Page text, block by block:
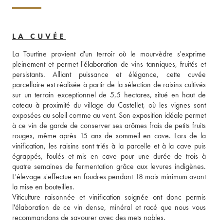
LA CUVÉE
La Tourtine provient d'un terroir où le mourvèdre s'exprime
pleinement et permet l'élaboration de vins tanniques, fruités et
persistants. Alliant puissance et élégance, cette cuvée
parcellaire est réalisée à partir de la sélection de raisins cultivés
sur un terrain exceptionnel de 5,5 hectares, situé en haut de
coteau à proximité du village du Castellet, où les vignes sont
exposées au soleil comme au vent. Son exposition idéale permet
à ce vin de garde de conserver ses arômes frais de petits fruits
rouges, même après 15 ans de sommeil en cave. Lors de la
vinification, les raisins sont triés à la parcelle et à la cave puis
égrappés, foulés et mis en cave pour une durée de trois à
quatre semaines de fermentation grâce aux levures indigènes.
L'élevage s'effectue en foudres pendant 18 mois minimum avant
la mise en bouteilles.
Viticulture raisonnée et vinification soignée ont donc permis
l'élaboration de ce vin dense, minéral et racé que nous vous
recommandons de savourer avec des mets nobles.